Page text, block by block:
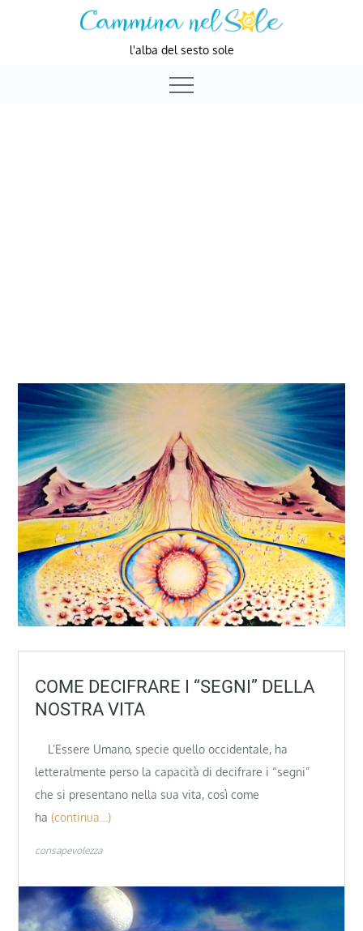
l'alba del sesto sole
COME DECIFRARE I “SEGNI” DELLA
NOSTRA VITA
L’Essere Umano, specie quello occidentale, ha
letteralmente perso la capacità di decifrare i “segni”
che si presentano nella sua vita, così come
ha (continua…)
consapevolezza